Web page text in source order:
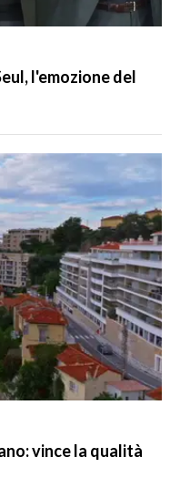
l'emozione del
vince la qualità